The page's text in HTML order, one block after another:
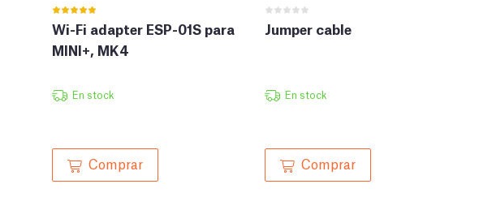
Wi-Fi adapter ESP-01S para
MINI+, MK4
En stock
Comprar
Jumper cable
En stock
Comprar